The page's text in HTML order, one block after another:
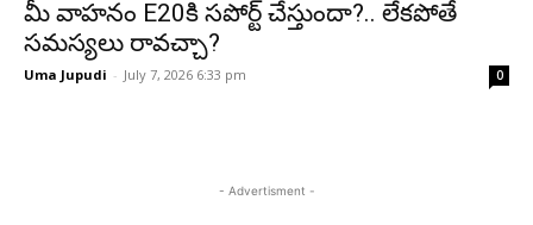
మీ వాహనం E20కి సపోర్ట్ చేస్తుందా?.. లేకపోతే
సమస్యలు రావచ్చా?
Uma Jupudi - July 7, 2026 6:33 pm 0
- Advertisment -